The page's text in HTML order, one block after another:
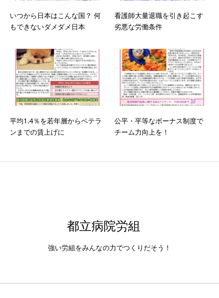
いつから日本はこんな国？ 何
もできないダメダメ日本
看護師大量退職を引き起こす
劣悪な労働条件
平均1.4％を若年層からベテラ
ンまでの賃上げに
公平・平等なボーナス制度で
チーム力向上を！
都立病院労組
強い労組をみんなの力でつくりだそう！